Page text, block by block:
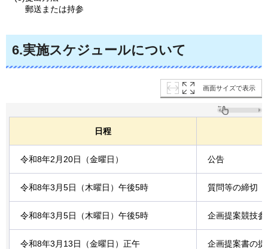
郵送または持参
6.実施スケジュールについて
画面サイズで表示
日程
令和8年2月20日（金曜日） 公告
令和8年3月5日（木曜日）午後5時 質問等の締切
令和8年3月5日（木曜日）午後5時 企画提案競技
令和8年3月13日（金曜日）正午 企画提案書の